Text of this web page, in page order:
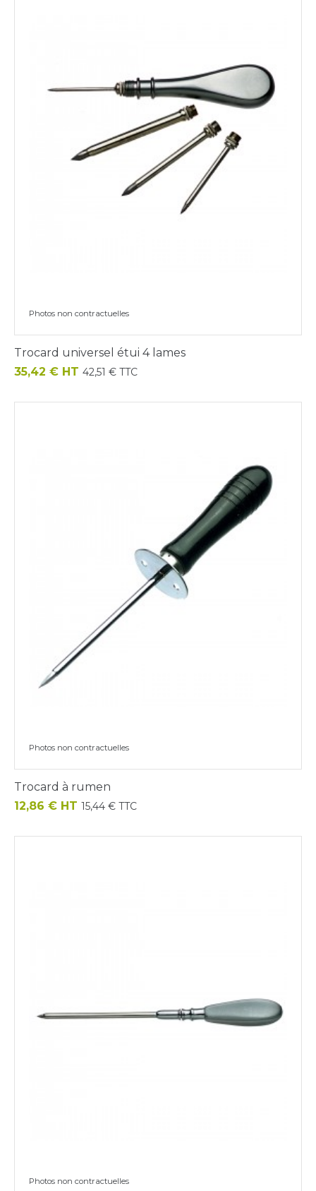
Photos non contractuelles
Trocard universel étui 4 lames
Prix
35,42 € HT 42,51 € TTC
Photos non contractuelles
Trocard à rumen
Prix
12,86 € HT 15,44 € TTC
Photos non contractuelles